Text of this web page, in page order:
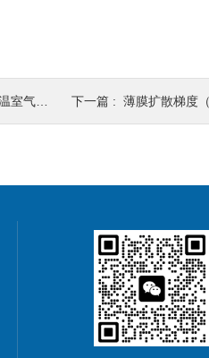
气体监测 下一篇 : 薄膜扩散梯度（DGT）技术